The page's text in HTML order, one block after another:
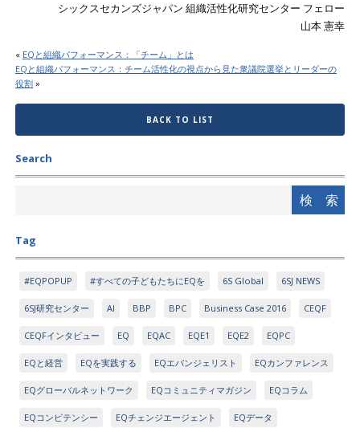
シックスセカンズジャパン 組織活性化研究センター フェロー
山本 憲幸
« EQと組織パフォーマンス：「チーム」とは
EQと組織パフォーマンス：チーム活性化の視点から見た衆議院選挙とリーダーの
役割»
BACK TO LIST
Search
Tag
#EQPOPUP #すべての子どもたちにEQを 6S Global 6SJ NEWS
6SJ研究センター AI BBP BPC Business Case 2016 CEQF
CEQFインタビュー EQ EQAC EQE1 EQE2 EQPC
EQと経営 EQを実践する EQエバンジェリスト EQカンファレンス
EQグローバルネットワーク EQコミュニティマガジン EQコラム
EQコンピテンシー EQチェンジエージェント EQデータ